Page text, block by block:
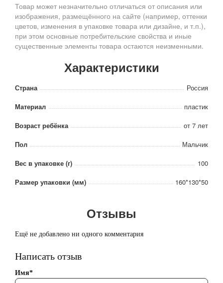
Товар может незначительно отличаться от описания или
изображения, размещённого на сайте (например, оттенки
цветов, изменения в упаковке товара или дизайне, и т.п.),
при этом основные потребительские свойства и иные
существенные элементы товара остаются неизменными.
Характеристики
Страна
Россия
Материал
пластик
Возраст ребёнка
от 7 лет
Пол
Мальчик
Вес в упаковке (г)
100
Размер упаковки (мм)
160*130*50
Отзывы
Ещё не добавлено ни одного комментария
Написать отзыв
Имя*